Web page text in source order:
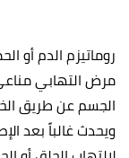
مرض التهابي
الجسم عن طريق
ويحدث غالباً بعد